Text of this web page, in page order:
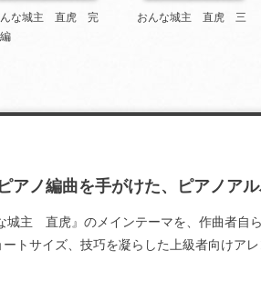
んな城主 直虎 完
おんな城主 直虎 三
アノ編曲を手がけた、ピアノア
城主 直虎』のメインテーマを、作曲者自
トサイズ、技巧を凝らした上級者向けア